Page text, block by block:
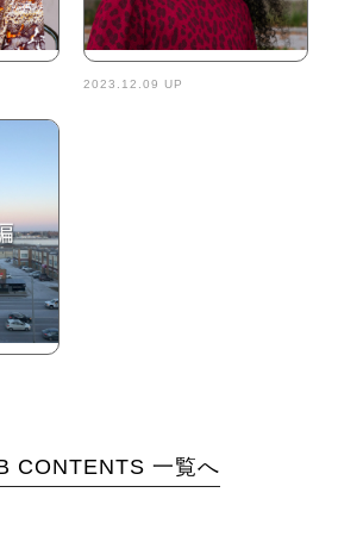
2023.12.09 UP
CONTENTS 一覧へ